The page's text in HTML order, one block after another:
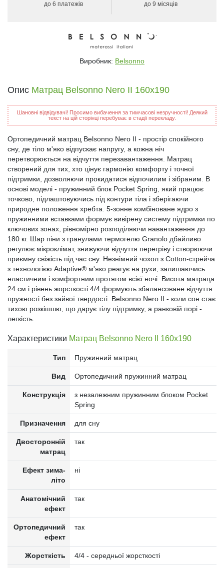
до 6 платежів
до 9 місяців
Виробник: Belsonno
Опис Матрац Belsonno Nero II 160x190
Шановні відвідувачі! Просимо вибачення за тимчасові незручності! Деякий
текст на цій сторінці перебуває в стадії перекладу.
Ортопедичний матрац Belsonno Nero II - простір спокійного
сну, де тіло м'яко відпускає напругу, а кожна ніч
перетворюється на відчуття перезавантаження. Матрац
створений для тих, хто цінує гармонію комфорту і точної
підтримки, дозволяючи прокидатися відпочилим і зібраним. В
основі моделі - пружинний блок Pocket Spring, який працює
точково, підлаштовуючись під контури тіла і зберігаючи
природне положення хребта. 5-зонне комбіноване ядро з
пружинними вставками формує вивірену систему підтримки по
ключових зонах, рівномірно розподіляючи навантаження до
180 кг. Шар піни з гранулами термогелю Granolo дбайливо
регулює мікроклімат, знижуючи відчуття перегріву і створюючи
приємну свіжість під час сну. Незнімний чохол з Cotton-стрейча
з технологією Adaptive® м'яко реагує на рухи, залишаючись
еластичним і комфортним протягом всієї ночі. Висота матраца
24 см і рівень жорсткості 4/4 формують збалансоване відчуття
пружності без зайвої твердості. Belsonno Nero II - коли сон стає
тихою розкішшю, що дарує тілу підтримку, а ранковій порі -
легкість.
Характеристики Матрац Belsonno Nero II 160x190
Тип Пружинний матрац
Вид Ортопедичний пружинний матрац
Конструкція
з незалежним пружинним блоком Pocket
Spring
Призначення для сну
Двосторонній
матрац
так
Ефект зима-
літо
ні
Анатомічний
ефект
так
Ортопедичний
ефект
так
Жорсткість 4/4 - середньої жорсткості